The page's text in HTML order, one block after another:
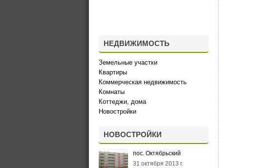
НЕДВИЖИМОСТЬ
Земельные участки
Квартиры
Коммерческая недвижимость
Комнаты
Коттеджи, дома
Новостройки
НОВОСТРОЙКИ
пос. Октябрьский
31 октября 2013 г.